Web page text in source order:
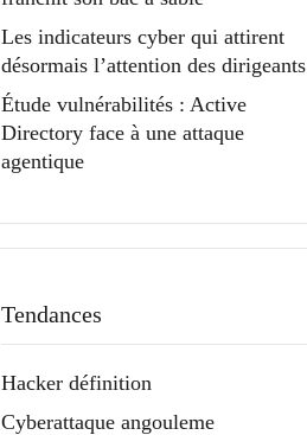
Les indicateurs cyber qui attirent
désormais l’attention des dirigeants
Étude vulnérabilités : Active
Directory face à une attaque
agentique
Tendances
Hacker définition
Cyberattaque angouleme